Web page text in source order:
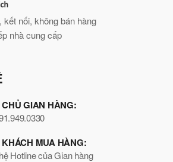
nối, không bán hàng
nhà cung cấp
GIAN HÀNG:
MUA HÀNG:
Hotline của Gian hàng